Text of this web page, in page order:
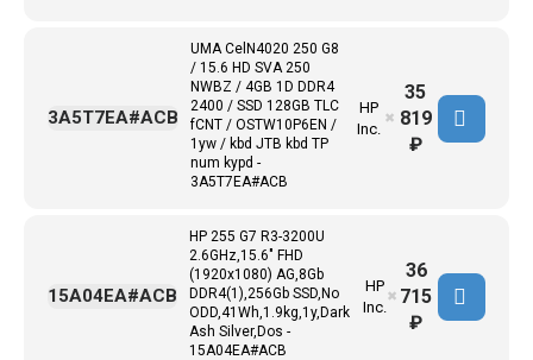
UMA CelN4020 250 G8
/ 15.6 HD SVA 250
NWBZ / 4GB 1D DDR4
2400 / SSD 128GB TLC
fCNT / OSTW10P6EN /
1yw / kbd JTB kbd TP
num kypd -
3A5T7EA#ACB
HP
Inc.
3A5T7EA#ACB ✖
35
819
₽
HP 255 G7 R3-3200U
2.6GHz,15.6" FHD
(1920x1080) AG,8Gb
DDR4(1),256Gb SSD,No
ODD,41Wh,1.9kg,1y,Dark
Ash Silver,Dos -
15A04EA#ACB
HP
Inc.
15A04EA#ACB ✖
36
715
₽